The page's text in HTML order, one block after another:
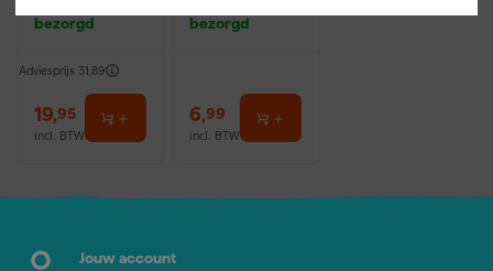
bezorgd
Adviesprijs 31,89
19,95
incl. BTW
bezorgd
6,99
incl. BTW
Jouw account